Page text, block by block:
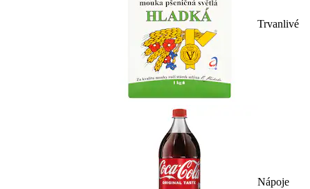
Trvanlivé
Nápoje